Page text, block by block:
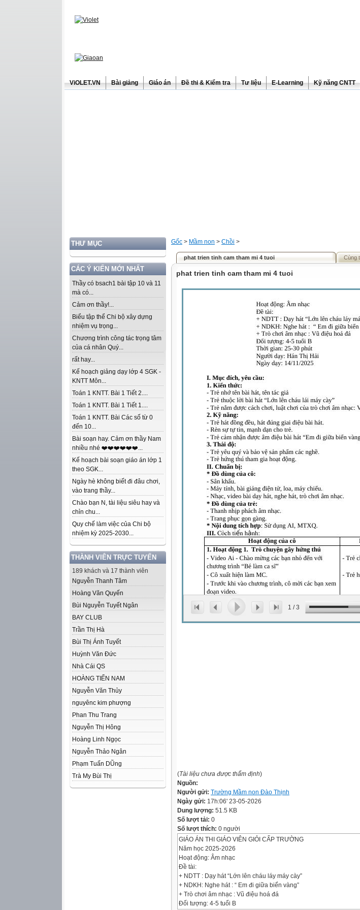
ViOLET.VN Bài giảng Giáo án Đề thi & Kiểm tra Tư liệu E-Learning Kỹ năng CNTT
THƯ MỤC
CÁC Ý KIẾN MỚI NHẤT
Thầy có bsach1 bài tập 10 và 11
mà có...
Cảm ơn thầy!...
Biểu tập thể Chi bộ xây dựng
nhiệm vụ trọng...
Chương trình công tác trọng tâm
của cá nhân Quý...
rất hay...
Kế hoạch giảng dạy lớp 4 SGK -
KNTT Môn...
Toán 1 KNTT. Bài 1 Tiết 2....
Toán 1 KNTT. Bài 1 Tiết 1....
Toán 1 KNTT. Bài Các số từ 0
đến 10...
Bài soạn hay. Cảm ơn thầy Nam
nhiều nhé ❤️❤️❤️❤️❤️❤️...
Kế hoạch bài soạn giáo án lớp 1
theo SGK...
Ngày hè không biết đi đâu chơi,
vào trang thầy...
Chào bạn N, tài liệu siêu hay và
chỉn chu...
Quy chế làm việc của Chi bộ
nhiệm kỳ 2025-2030...
THÀNH VIÊN TRỰC TUYẾN
189 khách và 17 thành viên
Nguyễn Thanh Tâm
Hoàng Văn Quyến
Bùi Nguyễn Tuyết Ngân
BAY CLUB
Trần Thị Hà
Bùi Thị Ánh Tuyết
Huỳnh Văn Đức
Nhà Cái QS
HOÀNG TIẾN NAM
Nguyễn Văn Thủy
nguyênc kim phượng
Phan Thu Trang
Nguyễn Thị Hông
Hoàng Linh Ngọc
Nguyễn Thảo Ngân
Phạm Tuấn DŨng
Trà My Bùi Thị
Gốc > Mầm non > Chồi >
phat trien tinh cam tham mi 4 tuoi Cùng
phat trien tinh cam tham mi 4 tuoi
1 /3
(Tài liệu chưa được thẩm định)
Nguồn:
Người gửi: Trường Mầm non Đào Thịnh
Ngày gửi: 17h:06' 23-05-2026
Dung lượng: 51.5 KB
Số lượt tải: 0
Số lượt thích: 0 người
GIÁO ÁN THI GIÁO VIÊN GIỎI CẤP TRƯỜNG
Năm học 2025-2026
Hoạt động: Âm nhạc
Đề tài:
+ NDTT : Dạy hát “Lớn lên cháu láy máy cày”
+ NDKH: Nghe hát : “ Em đi giữa biển vàng”
+ Trò chơi âm nhạc : Vũ điệu hoá đá
Đối tượng: 4-5 tuổi B